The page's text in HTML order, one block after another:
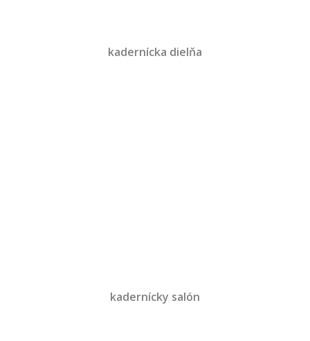
kadernícka dielňa
kadernícky salón